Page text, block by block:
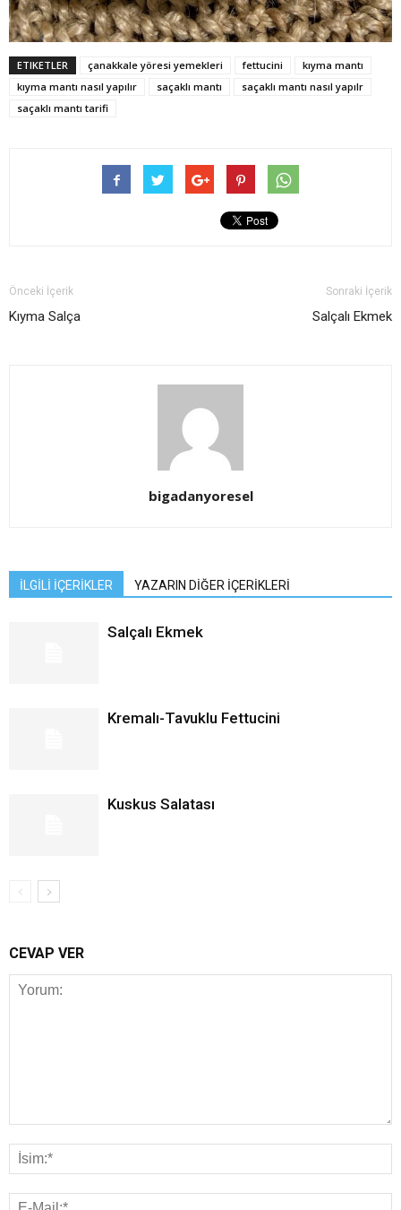
ETIKETLER çanakkale yöresi yemekleri fettucini
kıyma mantı
kıyma mantı nasıl yapılır
saçaklı mantı
saçaklı mantı nasıl yapılr
saçaklı mantı tarifi
Önceki İçerik
Kıyma Salça
Sonraki İçerik
Salçalı Ekmek
bigadanyoresel
İLGİLİ İÇERİKLER YAZARIN DİĞER İÇERİKLERİ
Salçalı Ekmek
Kremalı-Tavuklu Fettucini
Kuskus Salatası
CEVAP VER